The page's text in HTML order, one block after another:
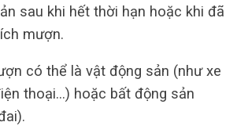
sau khi hết thời hạn hoặc khi đã
mượn.
có thể là vật động sản (như xe
thoại…) hoặc bất động sản